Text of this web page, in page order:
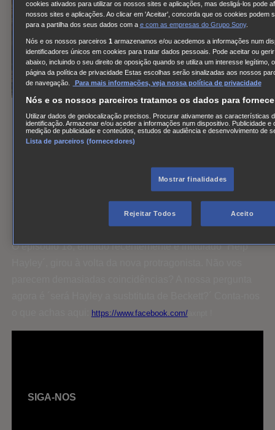
Hayley chegou à vida de Castle no princípio da T8,
quando ajudou o escritor a encontrar a sua mulher,
mostrando que também eles são uma ótima equipa, pelo
fortalece, Hayley tem vindo a ganhar mais peso na série,
aparecendo cada vez em mais casos.
O episódio 18, emitido recentemente e intitulado ´Help
https://www.facebook.com/axnpt !
SIGA-NOS
cookies ativados para utilizar os nossos sites e aplicações, mas desligá-los pode
nossos sites e aplicações. Ao clicar em 'Aceitar', concorda que os cookies podem
para a partilha dos seus dados com a e com as empresas do Grupo Sony.
Nós e os nossos parceiros 1 armazenamos e/ou acedemos a informações num
identificadores únicos em cookies para tratar dados pessoais. Pode aceitar ou
abaixo, incluindo o seu direito de oposição quando se utiliza um interesse legítimo,
página da política de privacidade Estas escolhas serão sinalizadas aos nossos
de navegação.
Para mais informações, veja nossa política de privacidade
Nós e os nossos parceiros tratamos os dados para
Utilizar dados de geolocalização precisos. Procurar ativamente as características
identificação. Armazenar e/ou aceder a informações num dispositivo. Publicidade e
medição de publicidade e conteúdos, estudos de audiência e desenvolvimento de
Lista de parceiros (fornecedores)
Mostrar finalidades
Rejeitar Todos Aceito